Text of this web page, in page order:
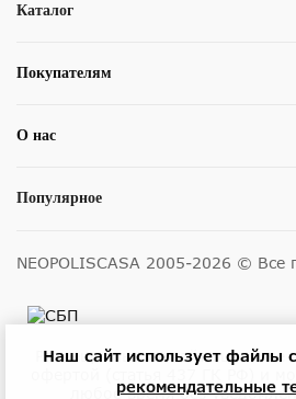
Каталог
Покупателям
О нас
Популярное
NEOPOLISCASA 2005-2026 © Все
Размещенные на сайте цены не
любое время без
Наш сайт использует файлы
рекомендательные